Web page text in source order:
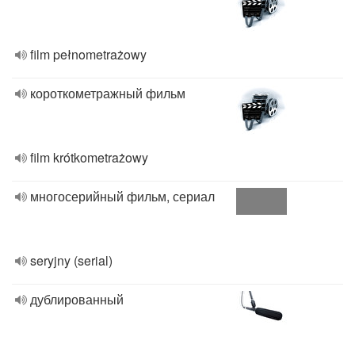
film pełnometrażowy
короткометражный фильм
film krótkometrażowy
многосерийный фильм, сериал
seryjny (serial)
дублированный